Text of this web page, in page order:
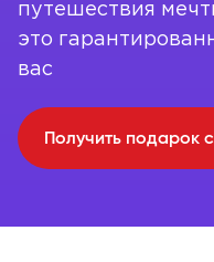
путешествия
это
вас
Получить подарок